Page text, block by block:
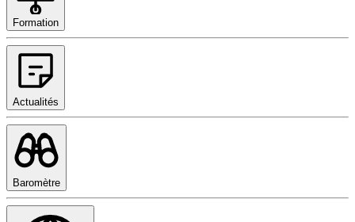
Formation
Actualités
Baromètre